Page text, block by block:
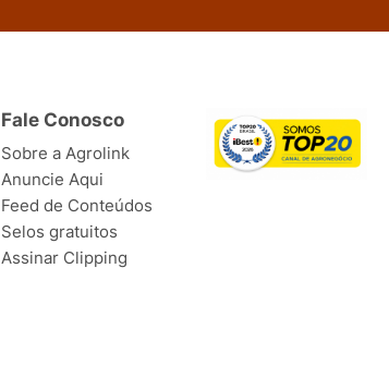
Fale Conosco
Sobre a Agrolink
Anuncie Aqui
Feed de Conteúdos
Selos gratuitos
Assinar Clipping